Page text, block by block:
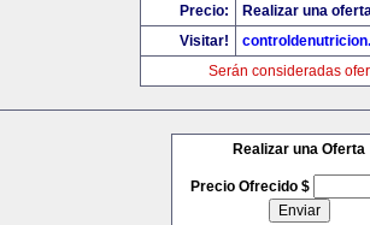
Precio:
Realizar una
Visitar!
Serán consideradas
Realizar una Oferta
Precio Ofrecido $